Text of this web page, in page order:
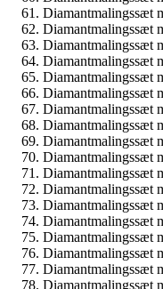
Diamantmalingssæt
Diamantmalingssæt
Diamantmalingssæt
Diamantmalingssæt
Diamantmalingssæt
Diamantmalingssæt
Diamantmalingssæt
Diamantmalingssæt
Diamantmalingssæt
Diamantmalingssæt
Diamantmalingssæt
Diamantmalingssæt
Diamantmalingssæt
Diamantmalingssæt
Diamantmalingssæt
Diamantmalingssæt
Diamantmalingssæt
Diamantmalingssæt